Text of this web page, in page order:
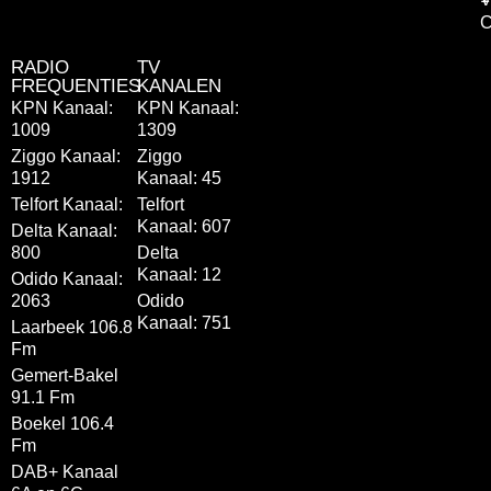
RADIO
FREQUENTIES
KPN Kanaal:
1009
Ziggo Kanaal:
1912
Telfort Kanaal:
Delta Kanaal:
800
Odido Kanaal:
2063
Laarbeek 106.8
Fm
Gemert-Bakel
91.1 Fm
Boekel 106.4
Fm
DAB+ Kanaal
TV
KANALEN
KPN Kanaal:
1309
Ziggo
Kanaal: 45
Telfort
Kanaal: 607
Delta
Kanaal: 12
Odido
Kanaal: 751